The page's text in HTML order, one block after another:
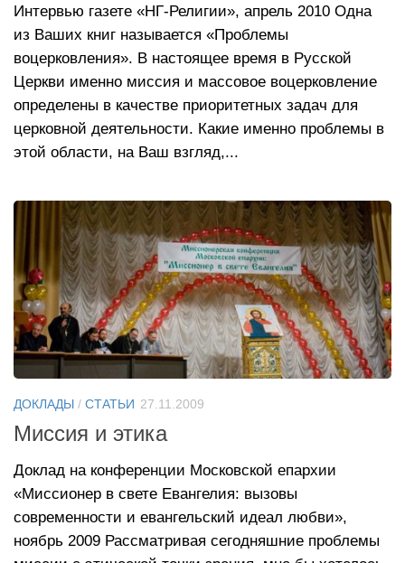
Интервью газете «НГ-Религии», апрель 2010 Одна
из Ваших книг называется «Проблемы
воцерковления». В настоящее время в Русской
Церкви именно миссия и массовое воцерковление
определены в качестве приоритетных задач для
церковной деятельности. Какие именно проблемы в
этой области, на Ваш взгляд,...
ДОКЛАДЫ / СТАТЬИ 27.11.2009
Миссия и этика
Доклад на конференции Московской епархии
«Миссионер в свете Евангелия: вызовы
современности и евангельский идеал любви»,
ноябрь 2009 Рассматривая сегодняшние проблемы